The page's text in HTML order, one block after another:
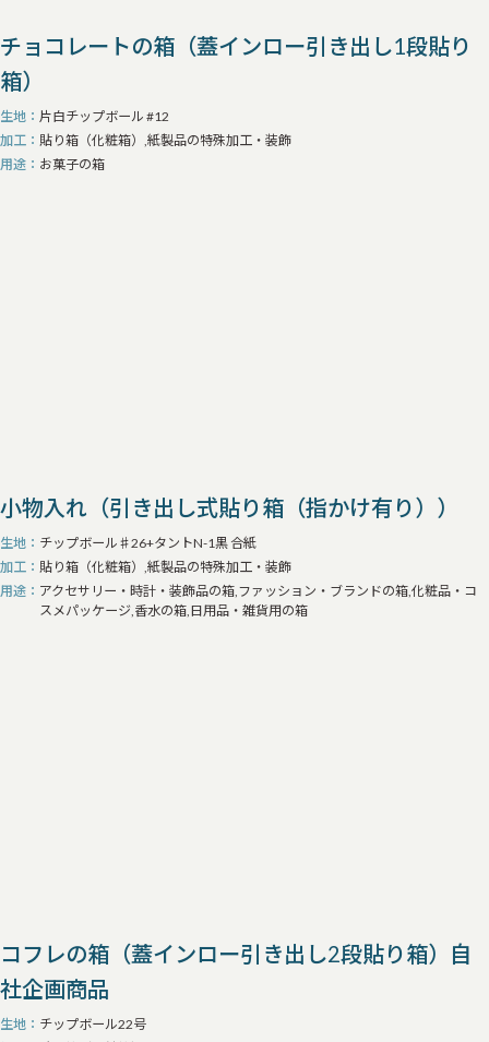
チョコレートの箱（蓋インロー引き出し1段貼り
箱）
生地
片白チップボール #12
加工
貼り箱（化粧箱）,紙製品の特殊加工・装飾
用途
お菓子の箱
小物入れ（引き出し式貼り箱（指かけ有り））
生地
チップボール♯26+タントN-1黒 合紙
加工
貼り箱（化粧箱）,紙製品の特殊加工・装飾
用途
アクセサリー・時計・装飾品の箱,ファッション・ブランドの箱,化粧品・コ
スメパッケージ,香水の箱,日用品・雑貨用の箱
コフレの箱（蓋インロー引き出し2段貼り箱）自
社企画商品
生地
チップボール22号